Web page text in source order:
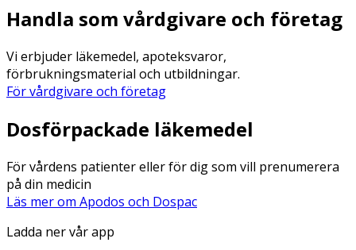
Handla som vårdgivare och företag
Vi erbjuder läkemedel, apoteksvaror,
förbrukningsmaterial och utbildningar.
För vårdgivare och företag
Dosförpackade läkemedel
För vårdens patienter eller för dig som vill prenumerera
på din medicin
Läs mer om Apodos och Dospac
Ladda ner vår app